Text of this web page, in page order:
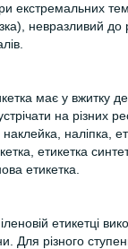
екстремальних
невразливий до
має у вжитку
на різних
наліпка,
етикетка
етикетка.
етикетці
Для різного